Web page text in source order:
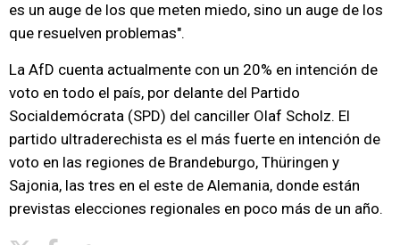
es un auge de los que meten miedo, sino un auge de los
que resuelven problemas".
La AfD cuenta actualmente con un 20% en intención de
voto en todo el país, por delante del Partido
Socialdemócrata (SPD) del canciller Olaf Scholz. El
partido ultraderechista es el más fuerte en intención de
voto en las regiones de Brandeburgo, Thüringen y
Sajonia, las tres en el este de Alemania, donde están
previstas elecciones regionales en poco más de un año.